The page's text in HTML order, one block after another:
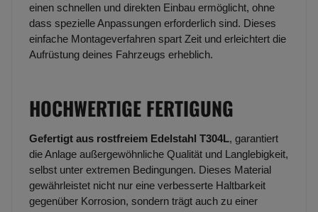
einen schnellen und direkten Einbau ermöglicht, ohne
dass spezielle Anpassungen erforderlich sind. Dieses
einfache Montageverfahren spart Zeit und erleichtert die
Aufrüstung deines Fahrzeugs erheblich.
HOCHWERTIGE FERTIGUNG
Gefertigt aus rostfreiem Edelstahl T304L, garantiert
die Anlage außergewöhnliche Qualität und Langlebigkeit,
selbst unter extremen Bedingungen. Dieses Material
gewährleistet nicht nur eine verbesserte Haltbarkeit
gegenüber Korrosion, sondern trägt auch zu einer